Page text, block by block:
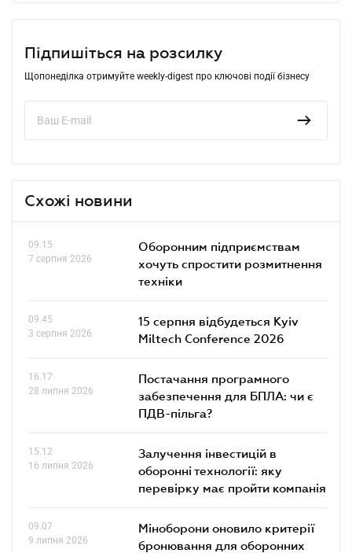
Підпишіться на розсилку
Щопонеділка отримуйте weekly-digest про ключові події бізнесу
Схожі новини
09.15
7 серпня 2026
Оборонним підприємствам
хочуть спростити розмитнення
техніки
09.45
3 серпня 2026
15 серпня відбудеться Kyiv
Miltech Conference 2026
16.17
28 липня 2026
Постачання програмного
забезпечення для БПЛА: чи є
ПДВ-пільга?
15.12
16 липня 2026
Залучення інвестицій в
оборонні технології: яку
перевірку має пройти компанія
09.07
9 липня 2026
Міноборони оновило критерії
бронювання для оборонних